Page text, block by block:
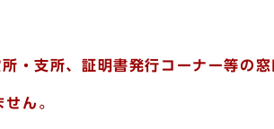
所・支所、証明書発行コーナー等の
ん。